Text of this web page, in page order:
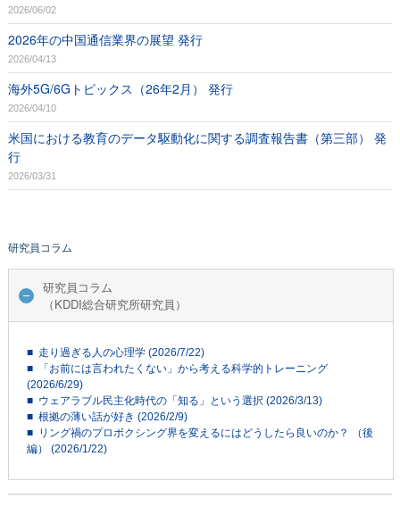
2026/06/02
2026年の中国通信業界の展望 発行
2026/04/13
海外5G/6Gトピックス（26年2月） 発行
2026/04/10
米国における教育のデータ駆動化に関する調査報告書（第三部） 発
行
2026/03/31
研究員コラム
研究員コラム
（KDDI総合研究所研究員）
■ 走り過ぎる人の心理学 (2026/7/22)
■ 「お前には言われたくない」から考える科学的トレーニング
(2026/6/29)
■ ウェアラブル民主化時代の「知る」という選択 (2026/3/13)
■ 根拠の薄い話が好き (2026/2/9)
■ リング禍のプロボクシング界を変えるにはどうしたら良いのか？ （後
編） (2026/1/22)